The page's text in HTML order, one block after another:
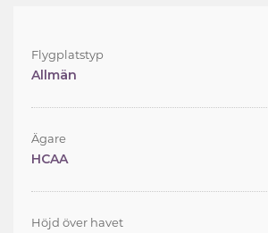
Flygplatstyp
Allmän
Ägare
HCAA
Höjd över havet